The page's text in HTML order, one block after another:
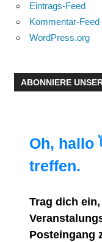
Eintrags-Feed
Kommentar-Feed
WordPress.org
ABONNIERE
Oh, hallo
treffen.
Trag dich
Posteingang